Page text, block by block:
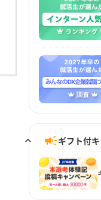
ギフト付